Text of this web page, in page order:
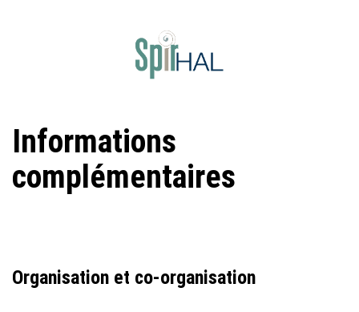
Informations
complémentaires
Organisation et co-organisation